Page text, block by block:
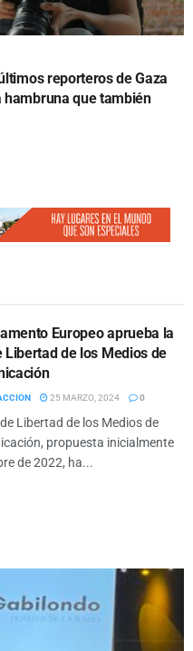
reporteros de Gaza
hambruna que también
Europeo aprueba la
Libertad de los Medios de
25 MARZO, 2024 0
Libertad de los Medios de
propuesta inicialmente
de 2022, ha...